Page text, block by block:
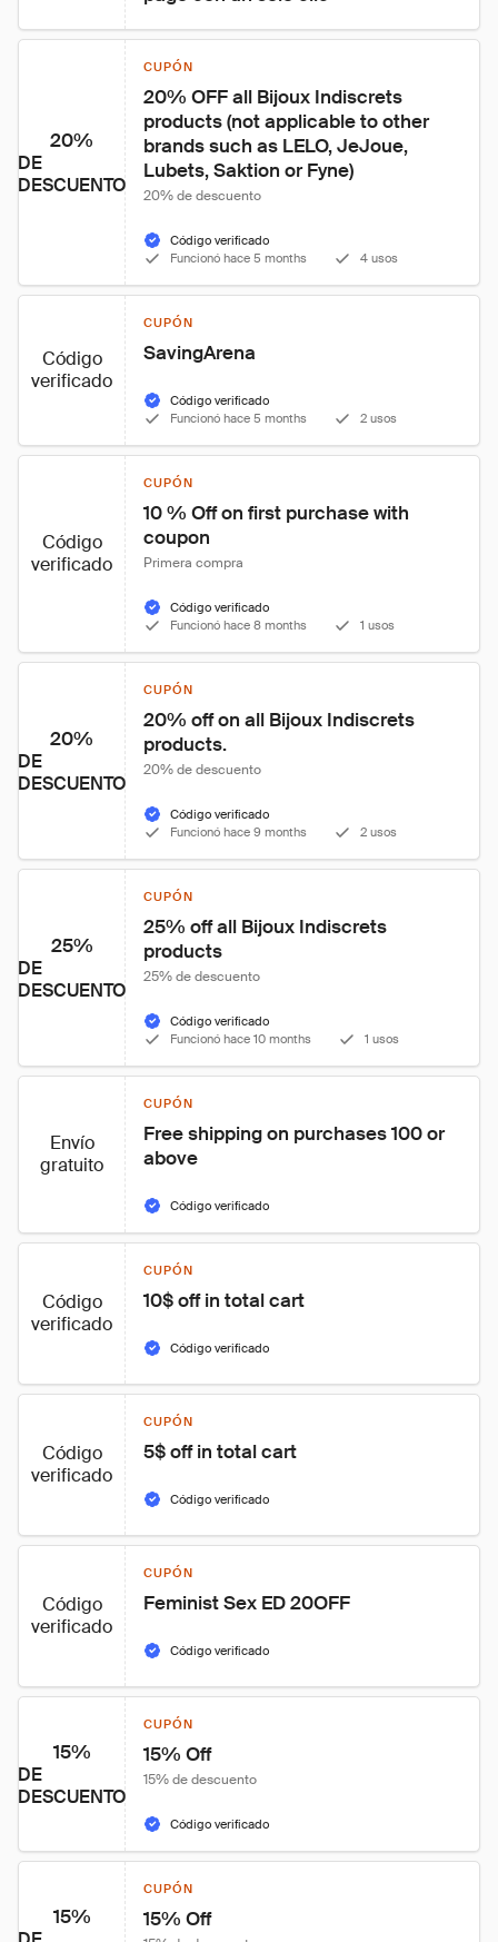
20%
DE
DESCUENTO
CUPÓN
20% OFF all Bijoux Indiscrets
products (not applicable to other
brands such as LELO, JeJoue,
Lubets, Saktion or Fyne)
20% de descuento
Código verificado
Funcionó hace 5 months
4 usos
Código
verificado
CUPÓN
SavingArena
Código verificado
Funcionó hace 5 months
2 usos
Código
verificado
CUPÓN
10 % Off on first purchase with
coupon
Primera compra
Código verificado
Funcionó hace 8 months
1 usos
20%
DE
DESCUENTO
CUPÓN
20% off on all Bijoux Indiscrets
products.
20% de descuento
Código verificado
Funcionó hace 9 months
2 usos
25%
DE
DESCUENTO
CUPÓN
25% off all Bijoux Indiscrets
products
25% de descuento
Código verificado
Funcionó hace 10 months
1 usos
Envío
gratuito
CUPÓN
Free shipping on purchases 100 or
above
Código verificado
Código
verificado
CUPÓN
10$ off in total cart
Código verificado
Código
verificado
CUPÓN
5$ off in total cart
Código verificado
Código
verificado
CUPÓN
Feminist Sex ED 20OFF
Código verificado
15%
DE
DESCUENTO
CUPÓN
15% Off
15% de descuento
Código verificado
15%
CUPÓN
15% Off